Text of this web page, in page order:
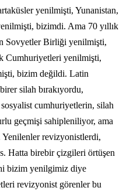
yenilmişti, Yunanistan,
bizimdi. Ama 70 yıllık
Sovyetler Birliği yenilmişti,
Cumhuriyetleri yenil­mişti,
bizim değildi. Latin
silah bırakıyordu,
cumhuriyetlerin, silah
geçmişi sahipleniliyor, ama
Yenilenler revizyonistlerdi,
Hatta birebir çizgi­leri örtüşen
bizim yenilgimiz diye
revizyonist görenler bu